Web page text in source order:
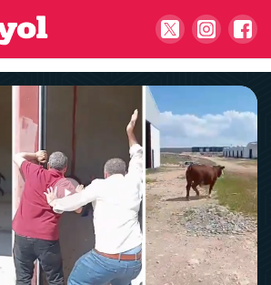
Şanlıurfa'da kaza sonrası trafik felç oldu! 1 Yaralı